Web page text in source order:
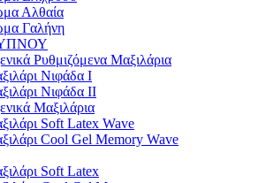
Αλθαία
Γαλήνη
Ρυθμιζόμενα Μαξιλάρια
Νιφάδα Ι
Νιφάδα ΙΙ
Μαξιλάρια
Soft Latex Wave
Cool Gel Memory Wave
Soft Latex